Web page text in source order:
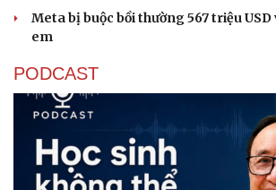
Cây thuốc
Sản phụ khoa
Nam khoa
Phòng mạch online
Ăn sạch sống khỏe
Blog
Tình yêu
Meta bị buộc bồi thường 567 triệu
em
PODCAST